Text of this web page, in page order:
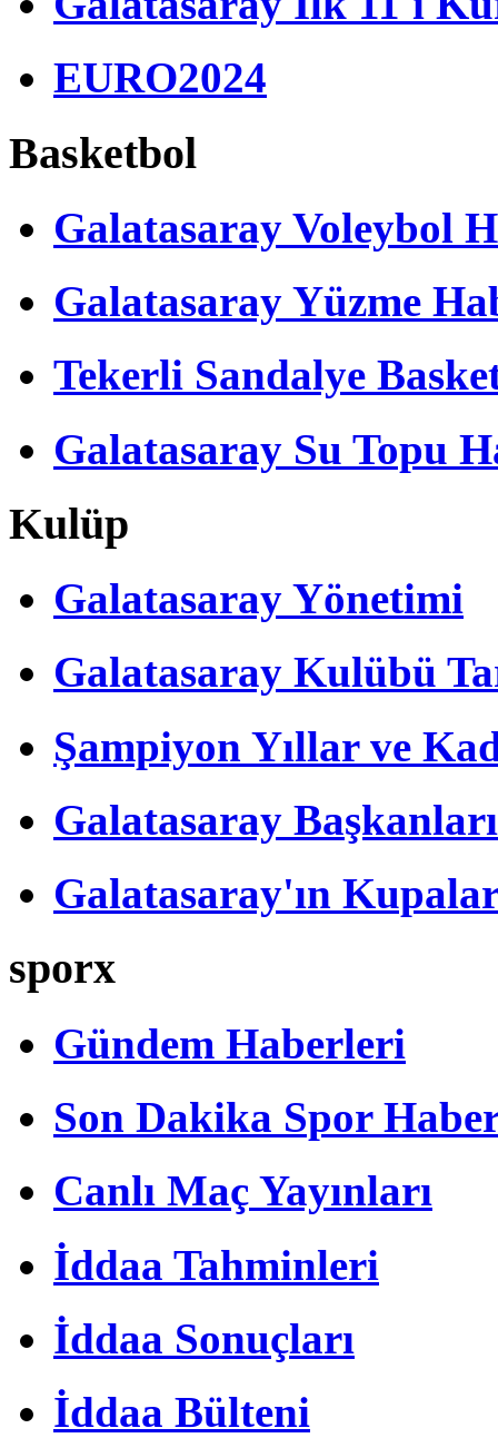
EURO2024
Basketbol
Galatasaray Voleybol
Galatasaray Yüzme
Tekerli Sandalye
Galatasaray Su Topu
Kulüp
Galatasaray Yönetimi
Galatasaray Kulübü
Şampiyon Yıllar ve
Galatasaray Başkanları
Galatasaray'ın
sporx
Gündem Haberleri
Son Dakika Spor
Canlı Maç Yayınları
İddaa Tahminleri
İddaa Sonuçları
İddaa Bülteni